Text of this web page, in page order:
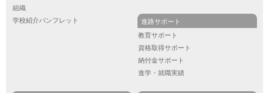
組織
学校紹介パンフレット
進路サポート
教育サポート
資格取得サポート
納付金サポート
進学・就職実績